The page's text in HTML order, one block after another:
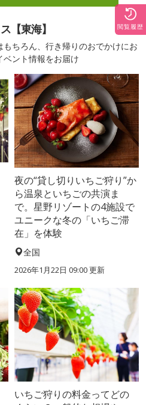
【東海】
ちろん、行き帰りのおでかけにお
ント情報をお届け
夜の“貸し切りいちご狩り”か
ら温泉といちごの共演ま
で。星野リゾートの4施設で
ユニークな冬の「いちご滞
在」を体験
全国
2026年1月22日 09:00 更新
いちご狩りの料金ってどの
閲覧履歴